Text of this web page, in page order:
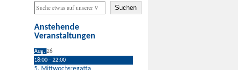
Suchen
Anstehende
Veranstaltungen
Aug. 26
18:00 - 22:00